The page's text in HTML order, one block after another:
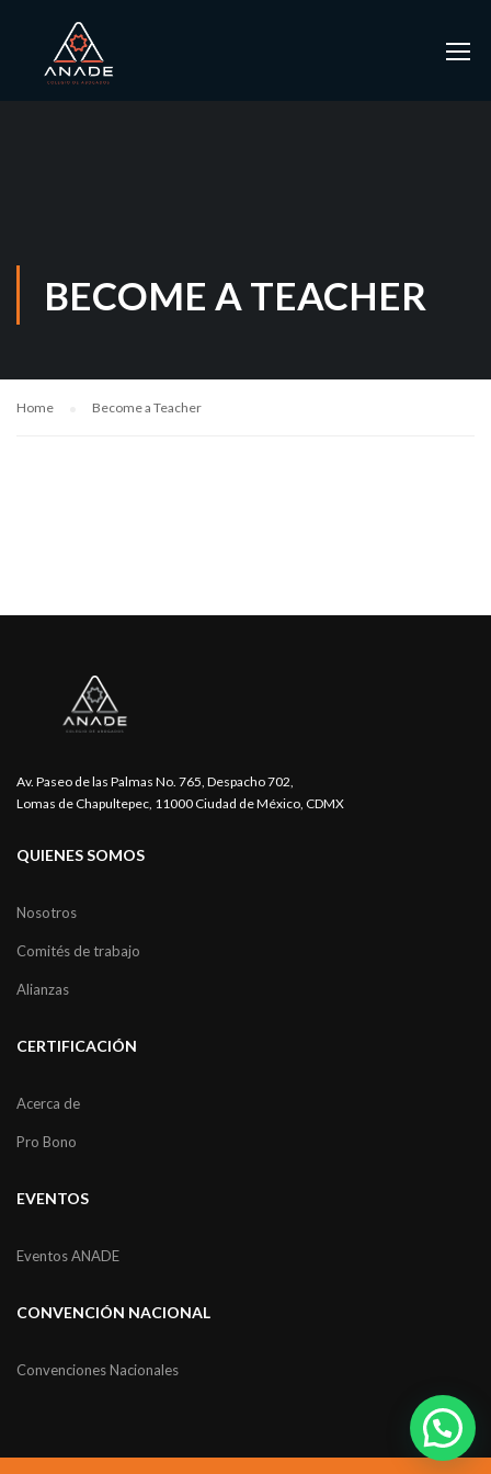
BECOME A TEACHER
Home Become a Teacher
Av. Paseo de las Palmas No. 765, Despacho 702,
Lomas de Chapultepec, 11000 Ciudad de México, CDMX
QUIENES SOMOS
Nosotros
Comités de trabajo
Alianzas
CERTIFICACIÓN
Acerca de
Pro Bono
EVENTOS
Eventos ANADE
CONVENCIÓN NACIONAL
Convenciones Nacionales